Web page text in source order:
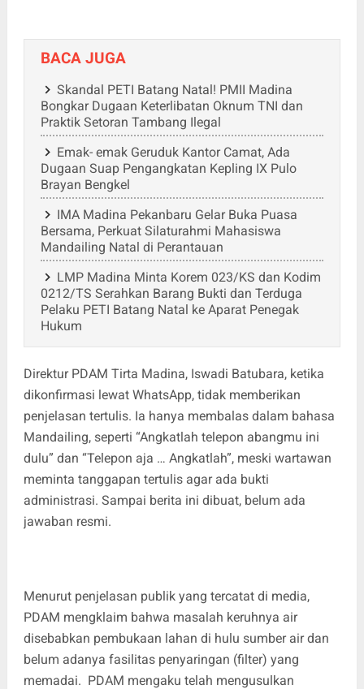
BACA JUGA
Skandal PETI Batang Natal! PMII Madina
Bongkar Dugaan Keterlibatan Oknum TNI dan
Praktik Setoran Tambang Ilegal
Emak- emak Geruduk Kantor Camat, Ada
Dugaan Suap Pengangkatan Kepling IX Pulo
Brayan Bengkel
IMA Madina Pekanbaru Gelar Buka Puasa
Bersama, Perkuat Silaturahmi Mahasiswa
Mandailing Natal di Perantauan
LMP Madina Minta Korem 023/KS dan Kodim
0212/TS Serahkan Barang Bukti dan Terduga
Pelaku PETI Batang Natal ke Aparat Penegak
Hukum
Direktur PDAM Tirta Madina, Iswadi Batubara, ketika
dikonfirmasi lewat WhatsApp, tidak memberikan
penjelasan tertulis. Ia hanya membalas dalam bahasa
Mandailing, seperti “Angkatlah telepon abangmu ini
dulu” dan “Telepon aja … Angkatlah”, meski wartawan
meminta tanggapan tertulis agar ada bukti
administrasi. Sampai berita ini dibuat, belum ada
jawaban resmi.
Menurut penjelasan publik yang tercatat di media,
PDAM mengklaim bahwa masalah keruhnya air
disebabkan pembukaan lahan di hulu sumber air dan
belum adanya fasilitas penyaringan (filter) yang
memadai. PDAM mengaku telah mengusulkan